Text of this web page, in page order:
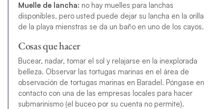
Muelle de lancha: no hay muelles para lanchas
disponibles, pero usted puede dejar su lancha en la orilla
de la playa mienstras se da un baño en uno de los cayos.
Cosas que hacer
Bucear, nadar, tomar el sol y relajarse en la inexplorada
belleza. Observar las tortugas marinas en el área de
observación de tortugas marinas en Baradel. Póngase en
contacto con una de las empresas locales para hacer
submarinismo (el buceo por su cuenta no permite).